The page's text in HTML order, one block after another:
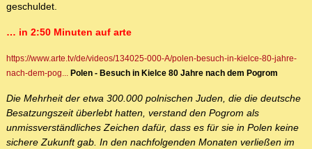
geschuldet.
… in 2:50 Minuten auf arte
https://www.arte.tv/de/videos/134025-000-A/polen-besuch-in-kielce-80-jahre-
nach-dem-pog...
Polen - Besuch in Kielce 80 Jahre nach dem Pogrom
Die Mehrheit der etwa 300.000 polnischen Juden, die die deutsche
Besatzungszeit überlebt hatten, verstand den Pogrom als
unmissverständliches Zeichen dafür, dass es für sie in Polen keine
sichere Zukunft gab. In den nachfolgenden Monaten verließen im